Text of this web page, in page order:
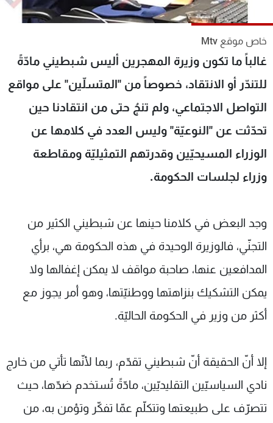
خاص موقع Mtv
غالباً ما تكون وزيرة المهجرين أليس شبطيني مادّةً
للتندّر أو الانتقاد، خصوصاً من "المتسلّين" على مواقع
التواصل الاجتماعي، ولم تنجُ حتى من انتقادنا حين
تحدّثت عن "النوعيّة" وليس العدد في كلامها عن
الوزراء المسيحيّين وقدرتهم التمثيليّة ومقاطعة
وزراء لجلسات الحكومة.
وجد البعض في كلامنا حينها عن شبطيني الكثير من
التجنّي، فالوزيرة الوحيدة في هذه الحكومة هي، برأي
المدافعين عنها، صاحبة مواقف لا يمكن إغفالها ولا
يمكن التشكيك بنزاهتها ووطنيّتها، وهو أمر يجوز مع
أكثر من وزير في الحكومة الحاليّة.
إلا أنّ الحقيقة أنّ شبطيني تقدّم، ربما لأنّها تأتي من خارج
نادي السياسيّين التقليديّين، مادّةً تُستخدم ضدّها، حيث
تتصرّف على طبيعتها وتتكلّم عمّا تفكّر وتؤمن به، من
شاهد البرامج
الإنـتـاج
وظائف
تواصل معنا
سياسة الخصوصية